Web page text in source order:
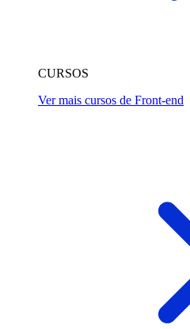
CURSOS
Ver mais cursos de Front-end